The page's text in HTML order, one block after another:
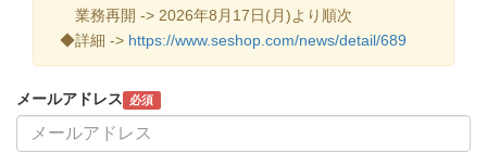
業務再開 -> 2026年8月17日(月)より順次
◆詳細 -> https://www.seshop.com/news/detail/689
メールアドレス 必須